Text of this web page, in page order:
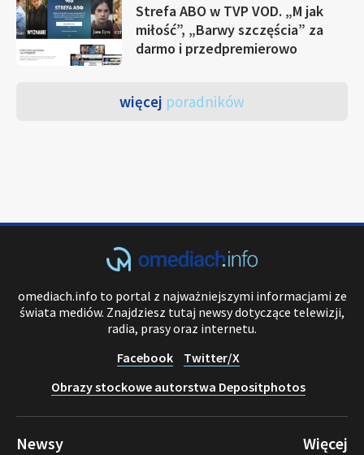
Strefa ABO w TVP VOD. „M jak
miłość”, „Barwy szczęścia” za
darmo i przedpremierowo
więcej poradników
omediach.info to portal z najważniejszymi informacjami ze
świata mediów. Znajdziesz tutaj newsy dotyczące telewizji,
radia, prasy oraz internetu.
Facebook
Twitter/X
Obrazy stockowe autorstwa Depositphotos
Newsy Więcej